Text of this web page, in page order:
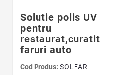
Solutie polis UV
pentru
restaurat,curatit
faruri auto
Cod Produs: SOLFAR